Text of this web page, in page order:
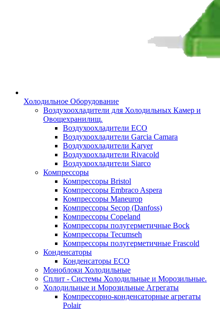
Холодильное Оборудование
Воздухоохладители для Холодильных Камер и
Овощехранилищ.
Воздухоохладители ECO
Воздухоохладители Garcia Camara
Воздухоохладители Karyer
Воздухоохладители Rivacold
Воздухоохладители Siarco
Компрессоры
Компрессоры Bristol
Компрессоры Embraco Aspera
Компрессоры Maneurop
Компрессоры Secop (Danfoss)
Компрессоры Copeland
Компрессоры полугерметичные Bock
Компрессоры Tecumseh
Компрессоры полугерметичные Frascold
Конденсаторы
Конденсаторы ECO
Моноблоки Холодильные
Сплит - Системы Холодильные и Морозильные.
Холодильные и Морозильные Агрегаты
Компрессорно-конденсаторные агрегаты
Polair